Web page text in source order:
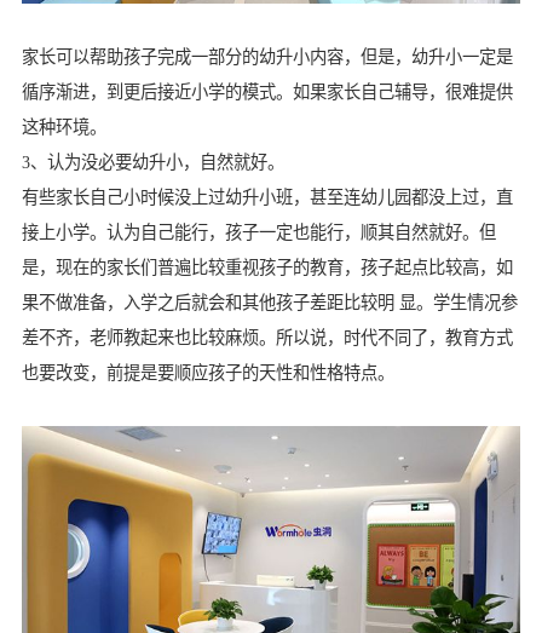
家长可以帮助孩子完成一部分的幼升小内容，但是，幼升小一定是
循序渐进，到更后接近小学的模式。如果家长自己辅导，很难提供
这种环境。
3、认为没必要幼升小，自然就好。
有些家长自己小时候没上过幼升小班，甚至连幼儿园都没上过，直
接上小学。认为自己能行，孩子一定也能行，顺其自然就好。但
是，现在的家长们普遍比较重视孩子的教育，孩子起点比较高，如
果不做准备，入学之后就会和其他孩子差距比较明 显。学生情况参
差不齐，老师教起来也比较麻烦。所以说，时代不同了，教育方式
也要改变，前提是要顺应孩子的天性和性格特点。